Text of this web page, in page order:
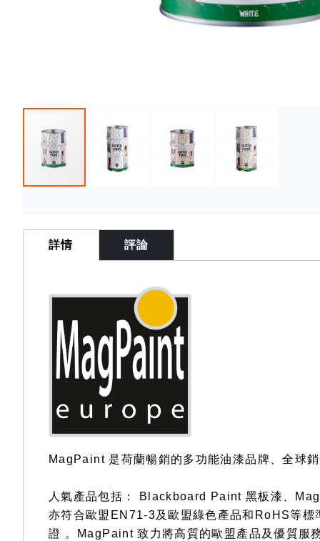
the
beginning
gallery
詳情
MagPaint 是荷蘭暢銷的多功能油漆品牌、全球
人氣產品包括： Blackboard Paint 黑板漆、
亦符合歐盟EN71-3及歐盟綠色產品和RoHS等
證 。MagPaint 致力將高質的歐盟產品及優質服
評論